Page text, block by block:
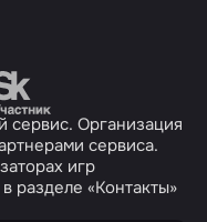
на сайт
Организация
сервиса.
игр
разделе «Контакты»